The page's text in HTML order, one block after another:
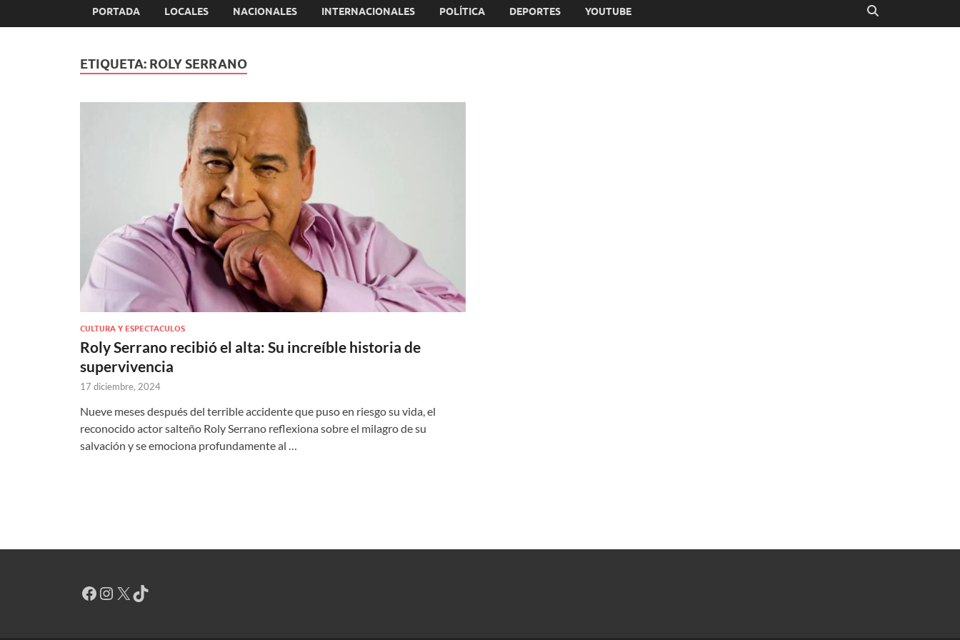
PORTADA LOCALES NACIONALES INTERNACIONALES POLÍTICA DEPORTES YOUTUBE
ETIQUETA: ROLY SERRANO
CULTURA Y ESPECTACULOS
Roly Serrano recibió el alta: Su increíble historia de
supervivencia
17 diciembre, 2024
Nueve meses después del terrible accidente que puso en riesgo su vida, el
reconocido actor salteño Roly Serrano reflexiona sobre el milagro de su
salvación y se emociona profundamente al …